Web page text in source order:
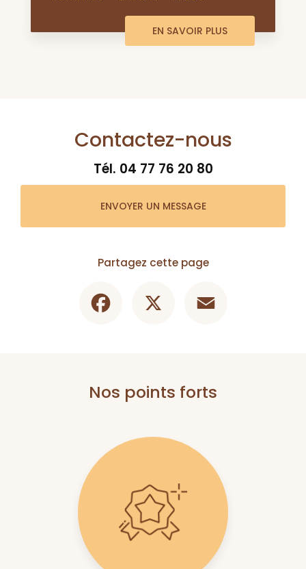
EN SAVOIR PLUS
Contactez-nous
Tél. 04 77 76 20 80
ENVOYER UN MESSAGE
Partagez cette page
Nos points forts